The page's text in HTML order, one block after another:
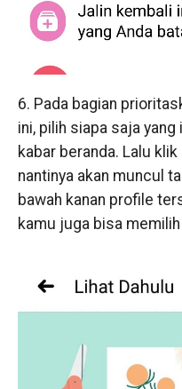
6. Pada bagian
ini, pilih siapa saja
kabar beranda. Lalu
nantinya akan muncul
bawah kanan profile
kamu juga bisa